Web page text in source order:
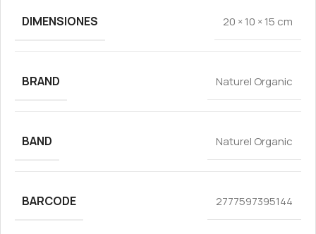
DIMENSIONES 20 × 10 × 15 cm
BRAND Naturel Organic
BAND Naturel Organic
BARCODE 2777597395144